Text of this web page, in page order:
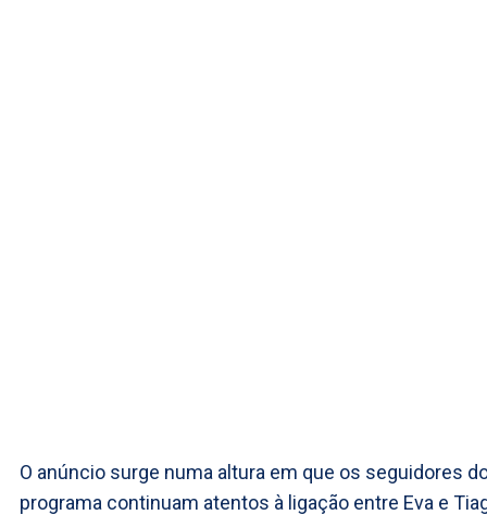
O anúncio surge numa altura em que os seguidores
programa continuam atentos à ligação entre Eva e